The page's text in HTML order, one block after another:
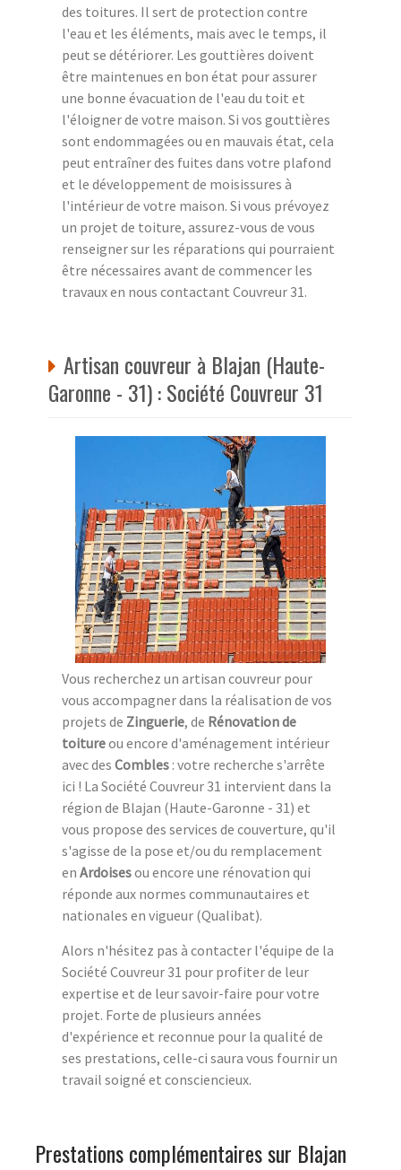
des toitures. Il sert de protection contre
l'eau et les éléments, mais avec le temps, il
peut se détériorer. Les gouttières doivent
être maintenues en bon état pour assurer
une bonne évacuation de l'eau du toit et
l'éloigner de votre maison. Si vos gouttières
sont endommagées ou en mauvais état, cela
peut entraîner des fuites dans votre plafond
et le développement de moisissures à
l'intérieur de votre maison. Si vous prévoyez
un projet de toiture, assurez-vous de vous
renseigner sur les réparations qui pourraient
être nécessaires avant de commencer les
travaux en nous contactant Couvreur 31.
Artisan couvreur à Blajan (Haute-
Garonne - 31) : Société Couvreur 31
Vous recherchez un artisan couvreur pour
vous accompagner dans la réalisation de vos
projets de Zinguerie, de Rénovation de
toitureou encore d'aménagement intérieur
avec des Combles : votre recherche s'arrête
ici ! La Société Couvreur 31 intervient dans la
région de Blajan (Haute-Garonne - 31) et
vous propose des services de couverture, qu'il
s'agisse de la pose et/ou du remplacement
en Ardoisesou encore une rénovation qui
réponde aux normes communautaires et
nationales en vigueur (Qualibat).
Alors n'hésitez pas à contacter l'équipe de la
Société Couvreur 31 pour profiter de leur
expertise et de leur savoir-faire pour votre
projet. Forte de plusieurs années
d'expérience et reconnue pour la qualité de
ses prestations, celle-ci saura vous fournir un
travail soigné et consciencieux.
Prestations complémentaires sur Blajan